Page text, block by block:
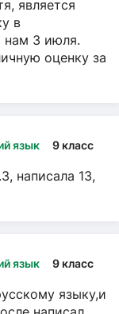
является
в
нам 3 июля.
оценку за
язык 9 класс
написала 13,
язык 9 класс
языку,и